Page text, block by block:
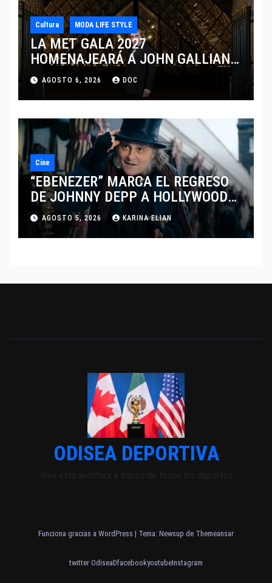
Cultura MODA LIFE STYLE
LA MET GALA 2027
HOMENAJEARÁ A JOHN GALLIANO
MARCANDO EL REGRESO DEL REY
DEL DRAMATISMO
AGOSTO 6, 2026 DOC
Cine
“EBENEZER” MARCA EL REGRESO
DE JOHNNY DEPP A HOLLYWOOD
TRAS SU PASO POR EL CINE
INDEPENDIENTE EUROPEO
AGOSTO 5, 2026 KARINA ELIAN
ODISEA DEPORTIVA
Vive esta aventura a través de todos los deportes
Funciona gracias a WordPress | Tema: Newsup de Themeansar
twitter OdiseaDfacebookyoutubeInstagram